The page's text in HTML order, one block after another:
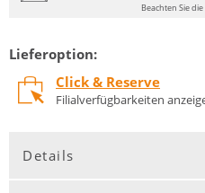
Beachten Sie
Lieferoption:
Click & Reserve
Filialverfügbarkeiten
Details